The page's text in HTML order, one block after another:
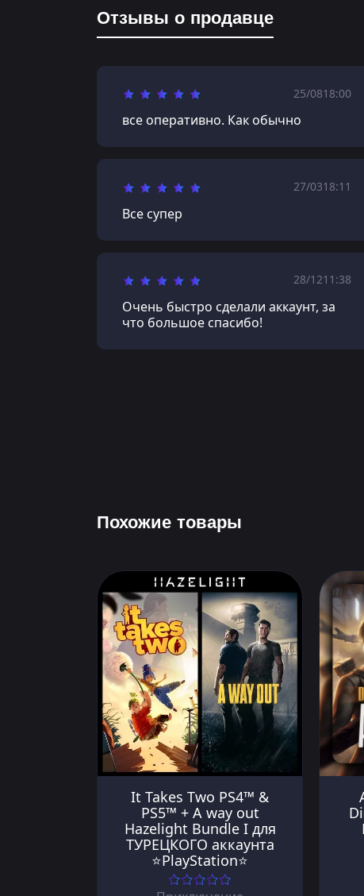
Отзывы о продавце
25/0818:00
все оперативно. Как обычно
27/0318:11
Все супер
28/1211:38
Очень быстро сделали аккаунт, за
что большое спасибо!
Похожие товары
It Takes Two PS4™ &
PS5™ + A way out
Hazelight Bundle I для
ТУРЕЦКОГО аккаунта
⭐PlayStation⭐